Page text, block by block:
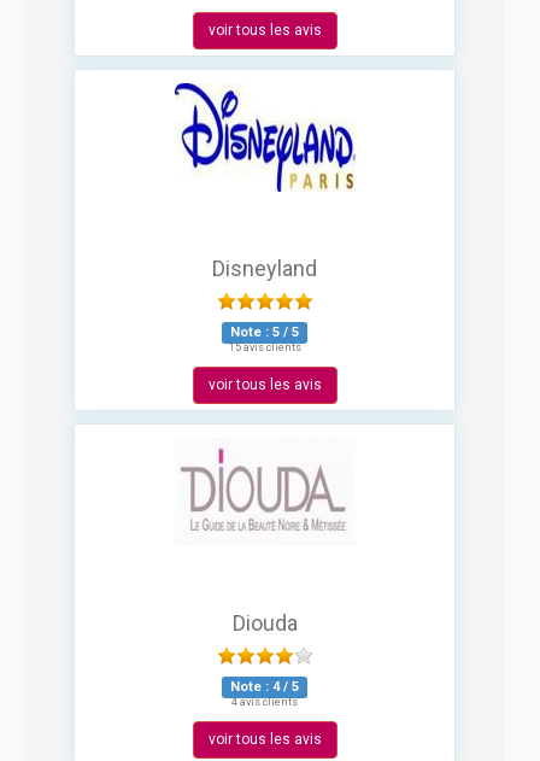
voir tous les avis
Disneyland
Note : 5 / 5
15 avis clients
voir tous les avis
Diouda
Note : 4/ 5
4 avis clients
voir tous les avis